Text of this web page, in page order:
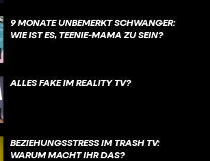
9 MONATE UNBEMERKT SCHWANGER:
WIE IST ES, TEENIE-MAMA ZU SEIN?
ALLES FAKE IM REALITY TV?
BEZIEHUNGSSTRESS IM TRASH TV:
WARUM MACHT IHR DAS?